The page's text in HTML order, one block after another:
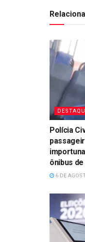
Polícia
ônibus
6 DE